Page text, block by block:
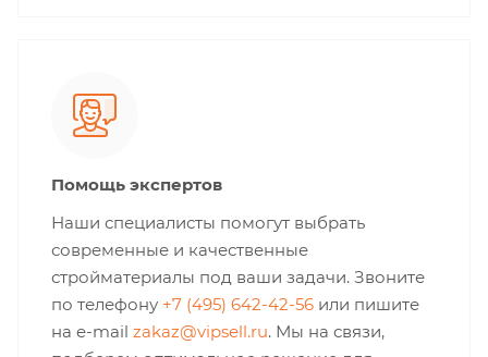
Помощь экспертов
Наши специалисты помогут выбрать
современные и качественные
стройматериалы под ваши задачи. Звоните
по телефону +7 (495) 642-42-56 или пишите
на e-mail zakaz@vipsell.ru. Мы на связи,